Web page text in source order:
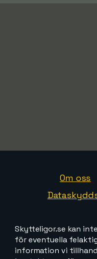
Om oss
Skytteligor.se kan
för eventuella
information vi